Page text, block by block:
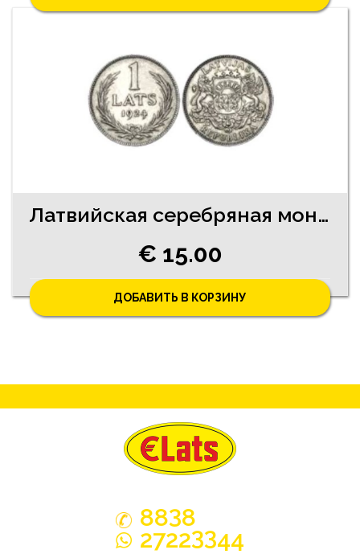
Латвийская серебряная монета 1 лат 1924. год
€ 15.00
ДОБАВИТЬ В КОРЗИНУ
8838
27223344